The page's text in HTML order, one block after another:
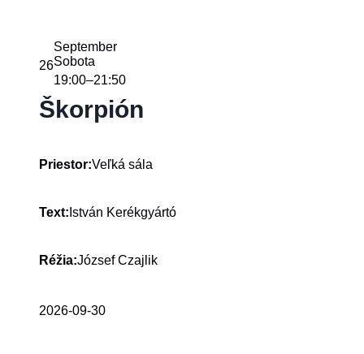
26
September
Sobota
19:00–21:50
Škorpión
Priestor:Veľká sála
Text: István Kerékgyártó
Réžia:József Czajlik
2026-09-30